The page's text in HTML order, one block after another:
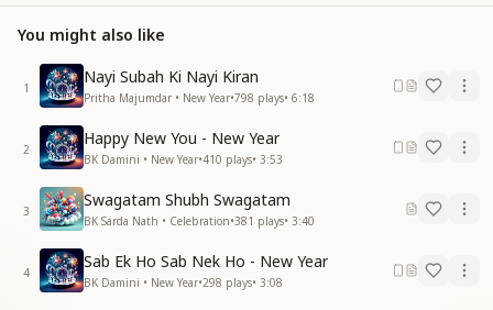
Blessings of the new age have arrived, bringing
beautiful moments.
Spreading its wings, the bird of time soars high,
singing this song.
Warm wishes of the New Year have arrived, bringing
delightful moments.
Blessings of the new age have arrived, bringing
beautiful moments.
झूम रहा है हर एक तन मन छाया है नैनों में स्वर्णिम दर्शन
पुलकित पुलकित मन का उपवन धन्य हो गया आज ये जीवन
मंजिल आरती जिस पल उतारे महफिल में हर्ष पधारे
नव वर्ष की बधाई आई सुहानी घड़ियां आई
नव युग की है बधाई आई सुहानी घड़ियां आई
You might also like
1
Nayi Subah Ki Nayi Kiran
Pritha Majumdar • New Year•798 plays• 6:18
2
Happy New You - New Year
BK Damini • New Year•410 plays• 3:53
3
Swagatam Shubh Swagatam
BK Sarda Nath • Celebration•381 plays• 3:40
4
Sab Ek Ho Sab Nek Ho - New Year
BK Damini • New Year•298 plays• 3:08